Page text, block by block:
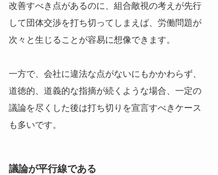
改善すべき点があるのに、組合敵視の考えが先行
して団体交渉を打ち切ってしまえば、労働問題が
次々と生じることが容易に想像できます。
一方で、会社に違法な点がないにもかかわらず、
道徳的、道義的な指摘が続くような場合、一定の
議論を尽くした後は打ち切りを宣言すべきケース
も多いです。
議論が平行線である